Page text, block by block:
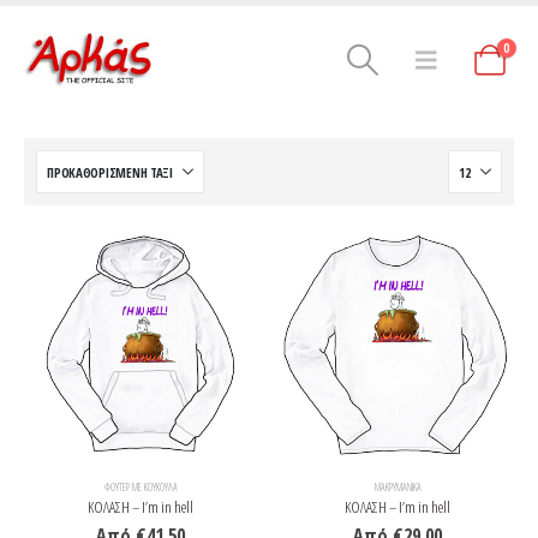
0
ΦΟΎΤΕΡ ΜΕ ΚΟΥΚΟΎΛΑ
ΚΟΛΑΣΗ – I’m in hell
ΜΑΚΡΥΜΆΝΙΚΑ
ΚΟΛΑΣΗ – I’m in hell